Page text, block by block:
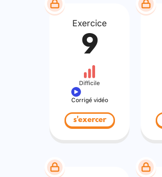
Exercice
9
Difficile
Corrigé vidéo
s'exercer